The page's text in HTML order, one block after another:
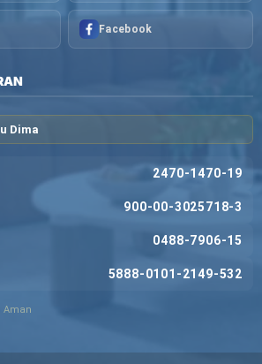
Facebook
Dima
2470-1470-19
900-00-3025718-3
0488-7906-15
5888-0101-2149-532
Aman